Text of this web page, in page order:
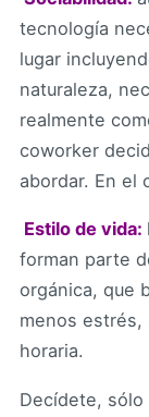
tecnología
lugar
naturaleza,
realmente
coworker
abordar. En el
 Estilo de vida:
forman parte
orgánica, que
menos estrés,
horaria.
Decídete,